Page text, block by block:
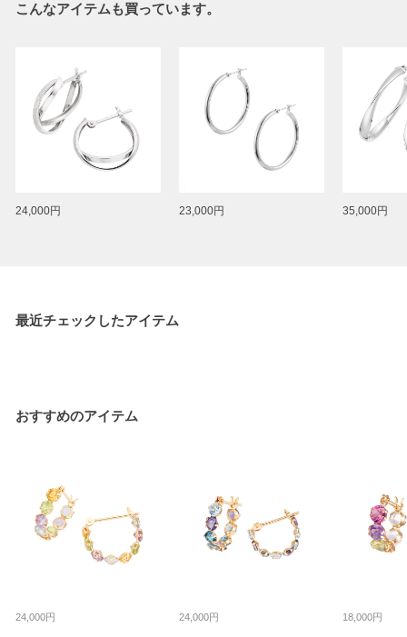
こんなアイテムも買っています。
24,000円 23,000円 35,000円
最近チェックしたアイテム
おすすめのアイテム
24,000円 24,000円 18,000円